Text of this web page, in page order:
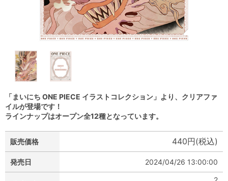
「まいにち ONE PIECE イラストコレクション」より、クリアファ
イルが登場です！
ラインナップはオープン全12種となっています。
販売価格 440円(税込)
発売日 2024/04/26 13:00:00